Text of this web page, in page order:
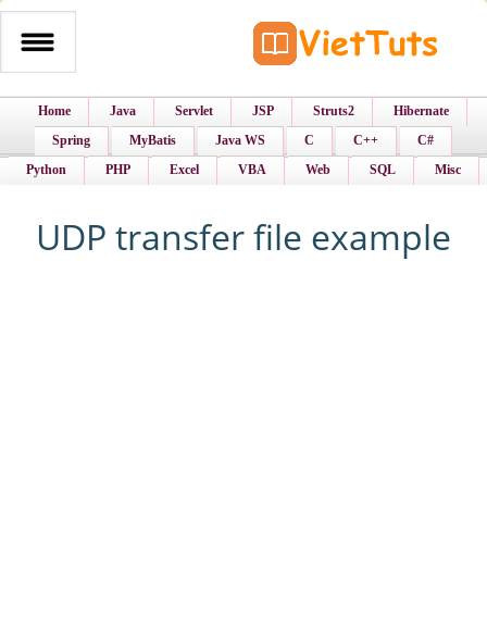
Home Java Servlet JSP Struts2
Hibernate
Spring
MyBatis Java WS C C++
C#
Python
PHP Excel VBA Web SQL Misc
UDP transfer file example